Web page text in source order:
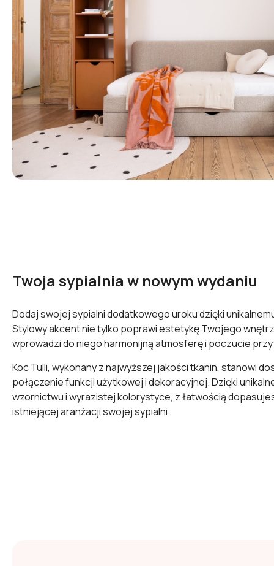
Twoja sypialnia w nowym wydaniu
Dodaj swojej sypialni dodatkowego uroku dzięki
Stylowy akcent nie tylko poprawi estetykę Twojego
wprowadzi do niego harmonijną atmosferę i poczucie
Koc Tulli, wykonany z najwyższej jakości tkanin, stanowi
połączenie funkcji użytkowej i dekoracyjnej. Dzięki
wzornictwu i wyrazistej kolorystyce, z łatwością
istniejącej aranżacji swojej sypialni.